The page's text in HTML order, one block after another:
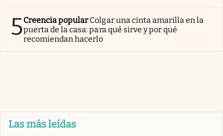
5Creencia popularColgar una cinta amarilla en la
puerta de la casa: para qué sirve y por qué
recomiendan hacerlo
Las más leídas